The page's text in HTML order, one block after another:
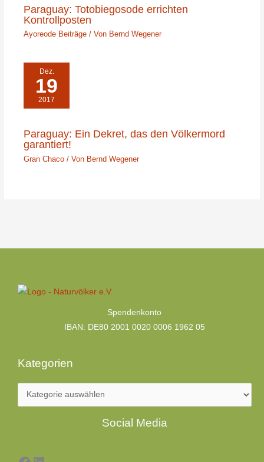
Paraguay: Totobiegosode errichten
Kontrollposten
Ayoreode Beiträge / Von Bernd Wegener
Dez.
19
2017
Paraguay: Ein Dekret, das den Völkermord
garantiert!
Gran Chaco / Von Bernd Wegener
Spendenkonto
IBAN: DE80 2001 0020 0006 1962 05
Kategorien
Social Media
Facebook
LinkedIn